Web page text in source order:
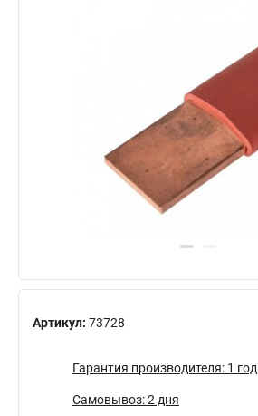
Артикул: 73728
Гарантия производителя: 1 год
Самовывоз: 2 дня